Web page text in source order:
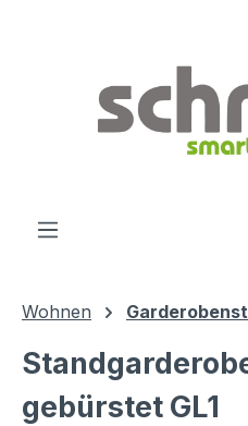
Wohnen
gebürstet GL1